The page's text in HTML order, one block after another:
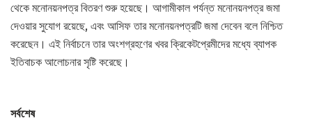
থেকে মনোনয়নপত্র বিতরণ শুরু হয়েছে। আগামীকাল পর্যন্ত মনোনয়নপত্র জমা
দেওয়ার সুযোগ রয়েছে, এবং আসিফ তার মনোনয়নপত্রটি জমা দেবেন বলে নিশ্চিত
করেছেন। এই নির্বাচনে তার অংশগ্রহণের খবর ক্রিকেটপ্রেমীদের মধ্যে ব্যাপক
ইতিবাচক আলোচনার সৃষ্টি করেছে।
সর্বশেষ